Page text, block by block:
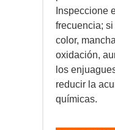
Inspeccione
frecuencia;
color,
oxidación,
los
reducir la
químicas.